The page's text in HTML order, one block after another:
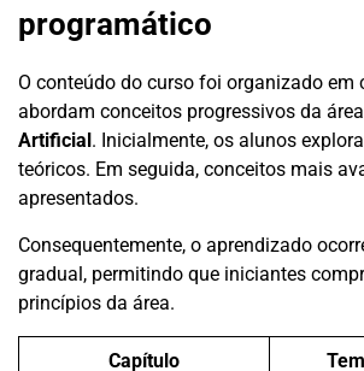
programático
O conteúdo do curso foi organizado em
abordam conceitos progressivos da
Artificial. Inicialmente, os alunos
teóricos. Em seguida, conceitos mais
apresentados.
Consequentemente, o aprendizado
gradual, permitindo que iniciantes
princípios da área.
Capítulo